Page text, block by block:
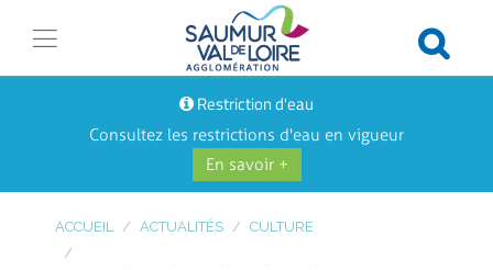
Restriction d'eau
Consultez les restrictions d'eau en vigueur
En savoir +
ACCUEIL ACTUALITÉS CULTURE